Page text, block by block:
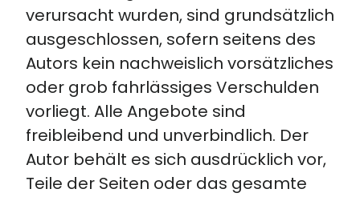
verursacht wurden, sind grundsätzlich
ausgeschlossen, sofern seitens des
Autors kein nachweislich vorsätzliches
oder grob fahrlässiges Verschulden
vorliegt. Alle Angebote sind
freibleibend und unverbindlich. Der
Autor behält es sich ausdrücklich vor,
Teile der Seiten oder das gesamte